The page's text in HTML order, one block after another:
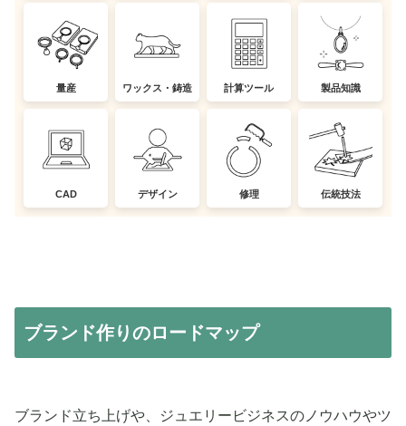
量産 ワックス・鋳造 計算ツール 製品知識
CAD デザイン 修理 伝統技法
ブランド作りのロードマップ
ブランド立ち上げや、ジュエリービジネスのノウハウやツ